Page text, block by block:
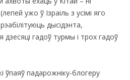
ужо ў Ізраіль з усімі яго
дысідэнта,
гадоў турмы і трох гадоў
ўпаяў падарожніку-блогеру